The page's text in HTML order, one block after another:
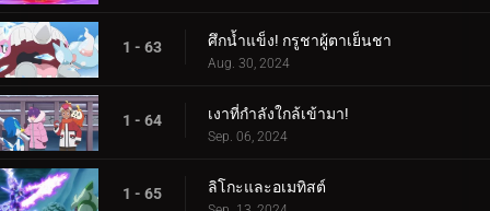
1 - 63 ศึกน้ำแข็ง! กรูชาผู้ตาเย็นชา
Aug. 30, 2024
1 - 64 เงาที่กำลังใกล้เข้ามา!
Sep. 06, 2024
1 - 65 ลิโกะและอเมทิสต์